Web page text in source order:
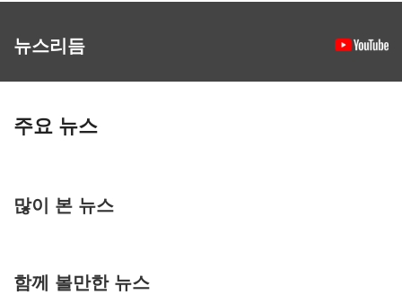
뉴스리듬
주요 뉴스
많이 본 뉴스
함께 볼만한 뉴스